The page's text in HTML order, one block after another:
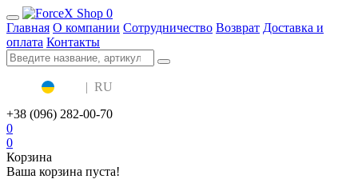
0
Главная О компании Сотрудничество Возврат Доставка и
оплата Контакты
| RU
+38 (096) 282-00-70
0
0
Корзина
Ваша корзина пуста!